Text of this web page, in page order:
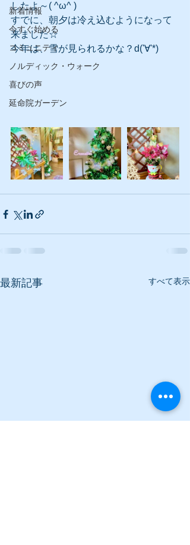
新着情報
今すぐ始める
コミュニティ
ノルディック・ウォーク
喜びの声
延命院ガーデン
したよ～( ^ω^ )
すでに、朝夕は冷え込むようになって
来ました☆
今年は、雪が見られるかな？d('∀'*)
最新記事 すべて表示